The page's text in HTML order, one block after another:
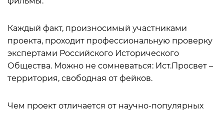
Каждый факт, произносимый участниками
проекта, проходит профессиональную проверку
экспертами Российского Исторического
Общества. Можно не сомневаться: Ист.Просвет –
территория, свободная от фейков.
Чем проект отличается от научно-популярных